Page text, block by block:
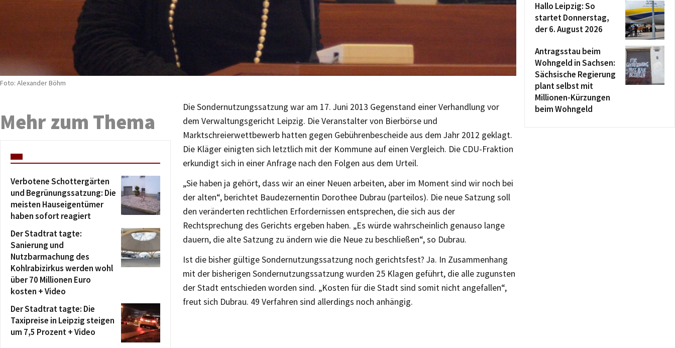
Foto: Alexander Böhm
Die Sondernutzungssatzung war am 17. Juni 2013 Gegenstand einer Verhandlung vor
dem Verwaltungsgericht Leipzig. Die Veranstalter von Bierbörse und
Marktschreierwettbewerb hatten gegen Gebührenbescheide aus dem Jahr 2012 geklagt.
Die Kläger einigten sich letztlich mit der Kommune auf einen Vergleich. Die CDU-Fraktion
erkundigt sich in einer Anfrage nach den Folgen aus dem Urteil.
„Sie haben ja gehört, dass wir an einer Neuen arbeiten, aber im Moment sind wir noch bei
der alten“, berichtet Baudezernentin Dorothee Dubrau (parteilos). Die neue Satzung soll
den veränderten rechtlichen Erfordernissen entsprechen, die sich aus der
Rechtsprechung des Gerichts ergeben haben. „Es würde wahrscheinlich genauso lange
dauern, die alte Satzung zu ändern wie die Neue zu beschließen“, so Dubrau.
Ist die bisher gültige Sondernutzungssatzung noch gerichtsfest? Ja. In Zusammenhang
mit der bisherigen Sondernutzungssatzung wurden 25 Klagen geführt, die alle zugunsten
der Stadt entschieden worden sind. „Kosten für die Stadt sind somit nicht angefallen“,
freut sich Dubrau. 49 Verfahren sind allerdings noch anhängig.
Mehr zum Thema
Verbotene Schottergärten
und Begrünungssatzung: Die
meisten Hauseigentümer
haben sofort reagiert
Der Stadtrat tagte:
Sanierung und
Nutzbarmachung des
Kohlrabizirkus werden wohl
über 70 Millionen Euro
kosten + Video
Der Stadtrat tagte: Die
Taxipreise in Leipzig steigen
um 7,5 Prozent + Video
Hallo Leipzig: So
startet Donnerstag,
der 6. August 2026
Antragsstau beim
Wohngeld in Sachsen:
Sächsische Regierung
plant selbst mit
Millionen-Kürzungen
beim Wohngeld